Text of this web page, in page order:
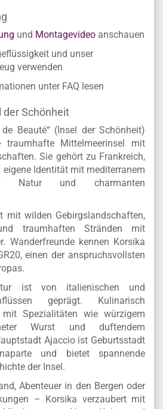
und Montagevideo anschauen
und unser
verwenden
unter FAQ lesen
der Schönheit
Beauté“ (Insel der Schönheit)
traumhafte Mittelmeerinsel mit
Sie gehört zu Frankreich,
Identität mit mediterranem
Natur und charmanten
mit wilden Gebirgslandschaften,
traumhaften Stränden mit
Wanderfreunde kennen Korsika
einen der anspruchsvollsten
ist von italienischen und
geprägt. Kulinarisch
Spezialitäten wie würzigem
Wurst und duftendem
Ajaccio ist Geburtsstadt
und bietet spannende
der Insel.
Abenteuer in den Bergen oder
– Korsika verzaubert mit